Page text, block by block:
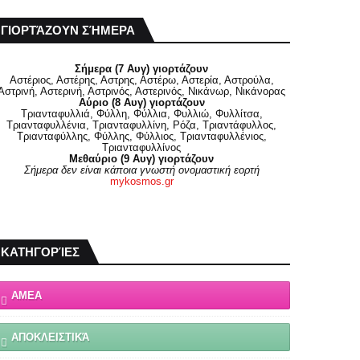
ΓΙΟΡΤΆΖΟΥΝ ΣΉΜΕΡΑ
Σήμερα (7 Αυγ) γιορτάζουν
Αστέριος, Αστέρης, Αστρης, Αστέρω, Αστερία, Αστρούλα,
Αστερινή, Αστρινός, Αστερινός, Νικάνωρ, Νικάνορας
Αύριο (8 Αυγ) γιορτάζουν
Τριανταφυλλιά, Φύλλη, Φύλλια, Φυλλιώ, Φυλλίτσα,
Τριανταφυλλένια, Τριανταφυλλίνη, Ρόζα, Τριαντάφυλλος,
Τριανταφύλλης, Φύλλης, Φύλλιος, Τριανταφυλλένιος,
Τριανταφυλλίνος
Μεθαύριο (9 Αυγ) γιορτάζουν
Σήμερα δεν είναι κάποια γνωστή ονομαστική εορτή
mykosmos.gr
ΚΑΤΗΓΟΡΊΕΣ
ΑΜΕΑ
ΑΠΟΚΛΕΙΣΤΙΚΆ